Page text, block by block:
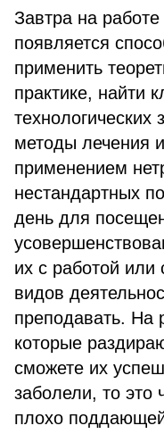
Завтра на
появляется
применить
практике, найти
технологических
методы лечения
применением
нестандартных
день для
их с работой
видов
преподавать. На
которые
сможете их
заболели, то это
плохо